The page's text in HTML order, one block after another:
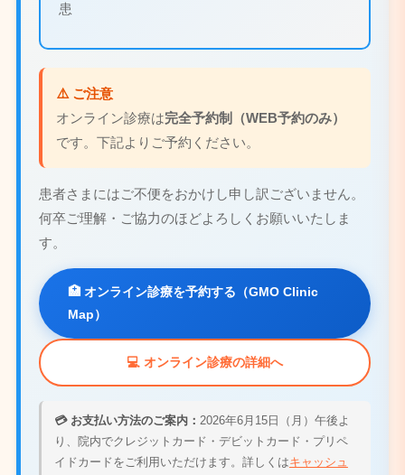
患
⚠️ ご注意
オンライン診療は完全予約制（WEB予約のみ）
です。下記よりご予約ください。
患者さまにはご不便をおかけし申し訳ございません。
何卒ご理解・ご協力のほどよろしくお願いいたしま
す。
🏥 オンライン診療を予約する（GMO Clinic
Map）
💻 オンライン診療の詳細へ
💳 お支払い方法のご案内： 2026年6月15日（月）午後よ
り、院内でクレジットカード・デビットカード・プリペ
イドカードをご利用いただけます。詳しくはキャッシュ